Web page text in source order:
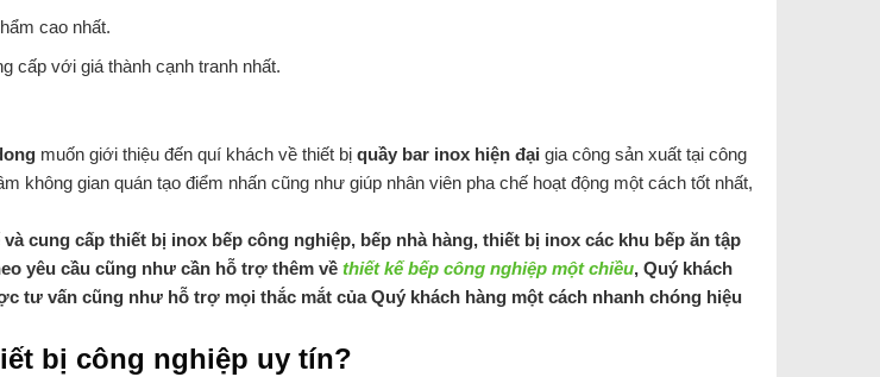
cao nhất.
cấp với giá thành cạnh tranh nhất.
muốn giới thiệu đến quí khách về thiết bị quầy bar inox hiện đại gia công sản xuất tại công
không gian quán tạo điểm nhấn cũng như giúp nhân viên pha chế hoạt động một cách tốt nhất,
cung cấp thiết bị inox bếp công nghiệp, bếp nhà hàng, thiết bị inox các khu bếp ăn tập
yêu cầu cũng như cần hỗ trợ thêm về thiết kế bếp công nghiệp một chiều, Quý khách
tư vấn cũng như hỗ trợ mọi thắc mắt của Quý khách hàng một cách nhanh chóng hiệu
bị công nghiệp uy tín?